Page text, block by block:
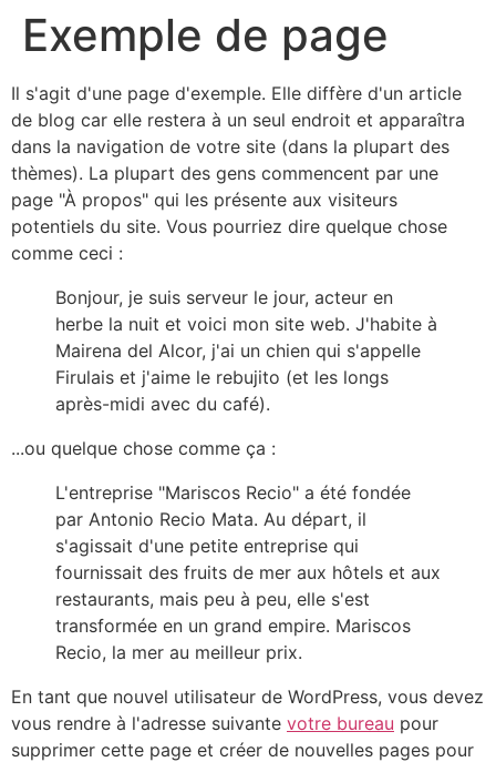
Exemple de page
Il s'agit d'une page d'exemple. Elle diffère d'un article
de blog car elle restera à un seul endroit et apparaîtra
dans la navigation de votre site (dans la plupart des
thèmes). La plupart des gens commencent par une
page "À propos" qui les présente aux visiteurs
potentiels du site. Vous pourriez dire quelque chose
comme ceci :
Bonjour, je suis serveur le jour, acteur en
herbe la nuit et voici mon site web. J'habite à
Mairena del Alcor, j'ai un chien qui s'appelle
Firulais et j'aime le rebujito (et les longs
après-midi avec du café).
...ou quelque chose comme ça :
L'entreprise "Mariscos Recio" a été fondée
par Antonio Recio Mata. Au départ, il
s'agissait d'une petite entreprise qui
fournissait des fruits de mer aux hôtels et aux
restaurants, mais peu à peu, elle s'est
transformée en un grand empire. Mariscos
Recio, la mer au meilleur prix.
En tant que nouvel utilisateur de WordPress, vous devez
vous rendre à l'adresse suivante votre bureau pour
supprimer cette page et créer de nouvelles pages pour